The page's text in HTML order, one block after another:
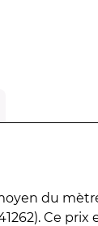
du
Ce prix